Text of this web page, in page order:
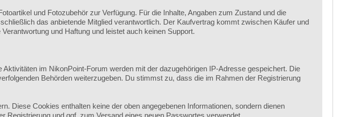
und Fotozubehör zur Verfügung. Für die Inhalte, Angaben zum Zustand und die
das anbietende Mitglied verantwortlich. Der Kaufvertrag kommt zwischen Käufer und
und Haftung und leistet auch keinen Support.
im NikonPoint-Forum werden mit der dazugehörigen IP-Adresse gespeichert. Die
Behörden weiterzugeben. Du stimmst zu, dass die im Rahmen der Registrierung
Diese Cookies enthalten keine der oben angegebenen Informationen, sondern dienen
und ggf. zum Versand eines neuen Passwortes verwendet.